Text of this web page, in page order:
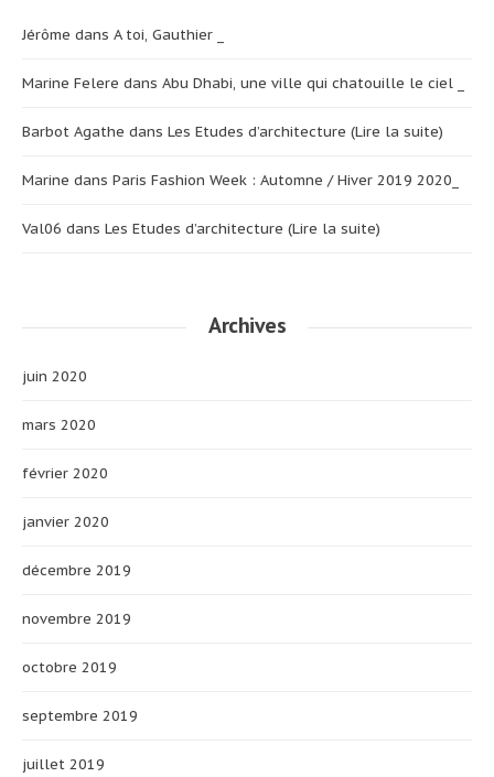
Jérôme dans A toi, Gauthier _
Marine Felere dans Abu Dhabi, une ville qui chatouille le ciel _
Barbot Agathe dans Les Etudes d’architecture (Lire la suite)
Marine dans Paris Fashion Week : Automne / Hiver 2019 2020_
Val06 dans Les Etudes d’architecture (Lire la suite)
Archives
juin 2020
mars 2020
février 2020
janvier 2020
décembre 2019
novembre 2019
octobre 2019
septembre 2019
juillet 2019